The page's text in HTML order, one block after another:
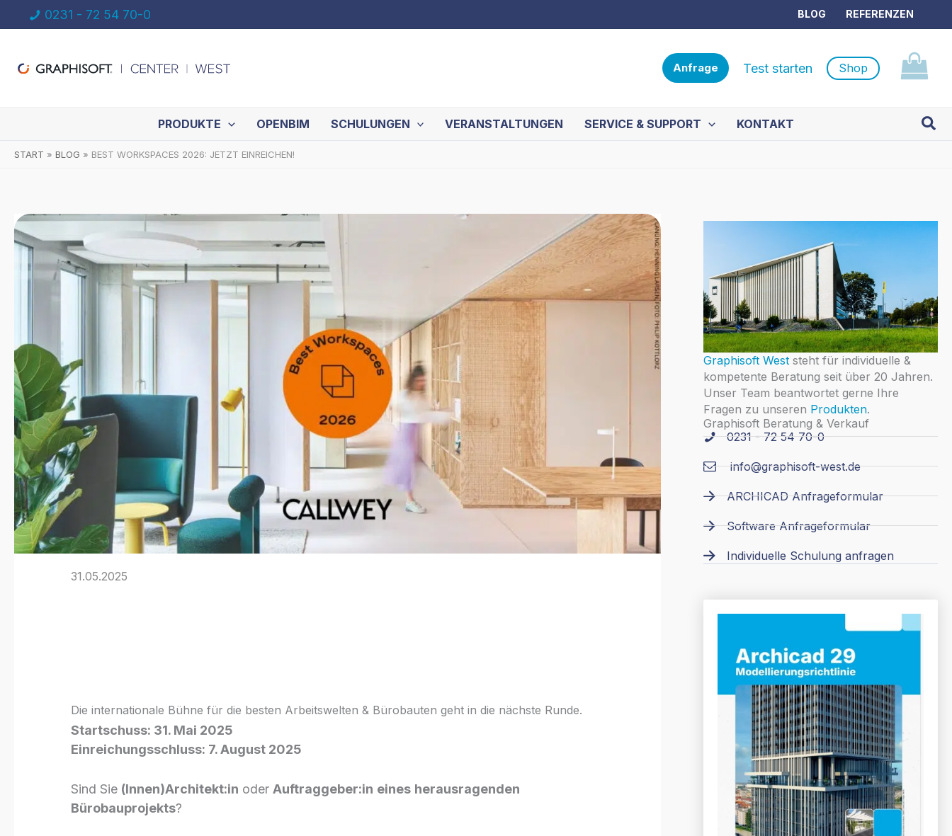
Inhalt
0231 - 72 54 70-0 BLOG REFERENZEN
Anfrage Test starten Shop
PRODUKTE OPENBIM SCHULUNGEN VERANSTALTUNGEN SERVICE & SUPPORT KONTAKT
START BLOG BEST WORKSPACES 2026: JETZT EINREICHEN!
31.05.2025
Die internationale Bühne für die besten Arbeitswelten & Bürobauten geht in die nächste Runde.
Startschuss: 31. Mai 2025
Einreichungsschluss: 7. August 2025
Sind Sie (Innen)Architekt:in oder Auftraggeber:in eines herausragenden
Bürobauprojekts?
Graphisoft Weststeht für individuelle &
kompetente Beratung seit über 20 Jahren.
Unser Team beantwortet gerne Ihre
Fragen zu unseren Produkten.
Graphisoft Beratung & Verkauf
0231 - 72 54 70-0
info@graphisoft-west.de
ARCHICAD Anfrageformular
Software Anfrageformular
Individuelle Schulung anfragen